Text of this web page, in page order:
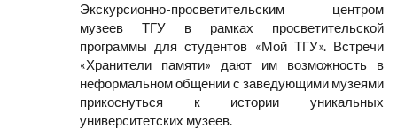
Экскурсионно-просветительским центром
музеев ТГУ в рамках просветительской
программы для студентов «Мой ТГУ». Встречи
«Хранители памяти» дают им возможность в
неформальном общении с заведующими музеями
прикоснуться к истории уникальных
университетских музеев.